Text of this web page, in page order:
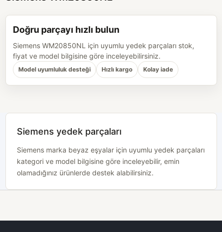
Doğru parçayı hızlı bulun
Siemens WM20850NL için uyumlu yedek parçaları stok,
fiyat ve model bilgisine göre inceleyebilirsiniz.
Model uyumluluk desteği Hızlı kargo Kolay iade
Siemens yedek parçaları
Siemens marka beyaz eşyalar için uyumlu yedek parçaları
kategori ve model bilgisine göre inceleyebilir, emin
olamadığınız ürünlerde destek alabilirsiniz.